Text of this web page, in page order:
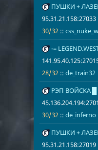
30 ПУШКИ +
95.31.21.158:27033
30/32 ::
31 -=
28/32 :: de_train32
32 РЭП ВОЙСКА █
30/32 :: de_inferno
33 ПУШКИ +
95.31.21.158:27019